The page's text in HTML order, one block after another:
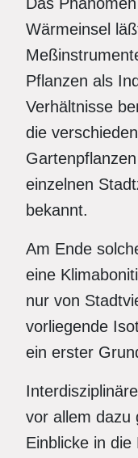
Wärmeinsel
Pflanzen als
Verhältnisse
die
einzelnen
bekannt.
Am Ende
eine
nur von
vorliegende
ein erster
vor allem dazu
Einblicke in